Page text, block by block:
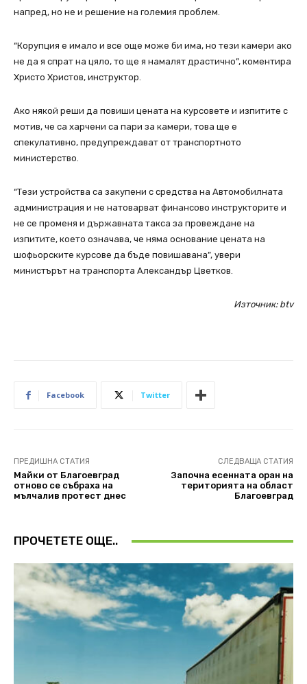
напред, но не и решение на големия проблем.
“Корупция е имало и все още може би има, но тези камери ако
не да я спрат на цяло, то ще я намалят драстично”, коментира
Христо Христов, инструктор.
Ако някой реши да повиши цената на курсовете и изпитите с
мотив, че са харчени са пари за камери, това ще е
спекулативно, предупреждават от транспортното
министерство.
“Тези устройства са закупени с средства на Автомобилната
администрация и не натоварват финансово инструкторите и
не се променя и държавната такса за провеждане на
изпитите, което означава, че няма основание цената на
шофьорските курсове да бъде повишавана”, увери
министърът на транспорта Александър Цветков.
Източник: btv
Facebook Twitter
ПРЕДИШНА СТАТИЯ
Майки от Благоевград
отново се събраха на
мълчалив протест днес
СЛЕДВАЩА СТАТИЯ
Започна есенната оран на
територията на област
Благоевград
ПРОЧЕТЕТЕ ОЩЕ..